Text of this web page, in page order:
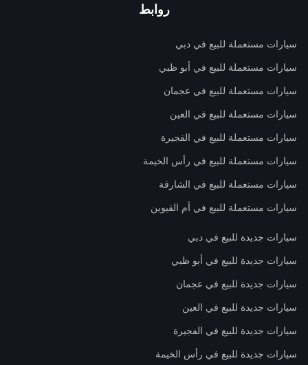
روابط
سيارات مستعملة للبيع في دبي
سيارات مستعملة للبيع في أبو ظبي
سيارات مستعملة للبيع في عجمان
سيارات مستعملة للبيع في العين
سيارات مستعملة للبيع في الفجيرة
سيارات مستعملة للبيع في رأس الخيمة
سيارات مستعملة للبيع في الشارقة
سيارات مستعملة للبيع في أم القيوين
سيارات جديدة للبيع في دبي
سيارات جديدة للبيع في أبو ظبي
سيارات جديدة للبيع في عجمان
سيارات جديدة للبيع في العين
سيارات جديدة للبيع في الفجيرة
سيارات جديدة للبيع في رأس الخيمة